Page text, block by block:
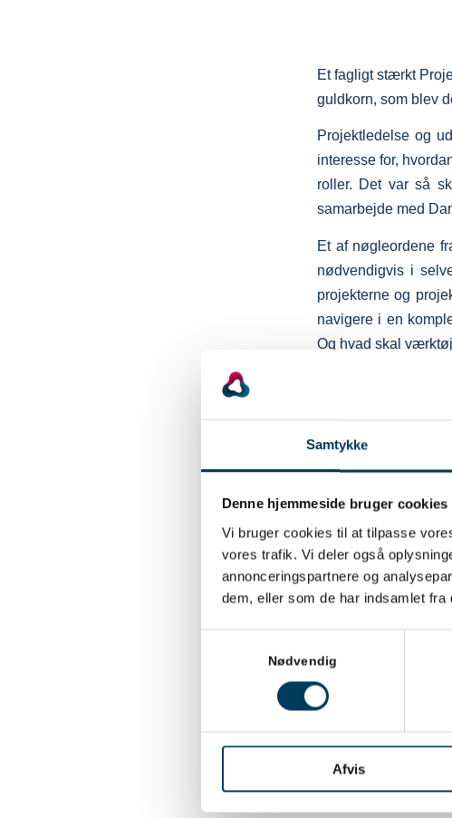
Samtykke
Denne hjemmeside bruger cookies
Vi bruger cookies til at tilpasse
vores trafik. Vi deler også
annonceringspartnere og
dem, eller som de har indsamlet fra
Nødvendig
Afvis
Et fagligt stærkt
guldkorn, som blev
Projektledelse og
interesse for,
roller. Det var så
samarbejde med
Et af nøgleordene
nødvendigvis i
projekterne og
navigere i en
Og hvad skal
Dialogen blev i den
måneder. Jeg selv
blev præsenteret
kan lære noget af.
Jeg ved godt, at
sætter vi fokus på
Det behøver man
Jeg glæder mig til
De bedste hilsner,
Jeres formand –